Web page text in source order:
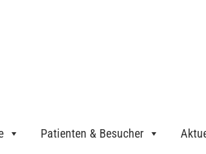
Patienten & Besucher